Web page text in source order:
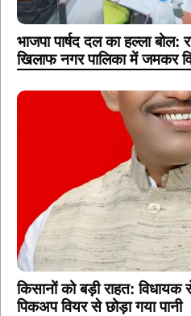
भाजपा पार्षद दल का हल्ला बोल:
खिलाफ नगर पालिका में जमकर
किसानों को बड़ी राहत: विधायक
पिकअप वियर से छोड़ा गया पानी